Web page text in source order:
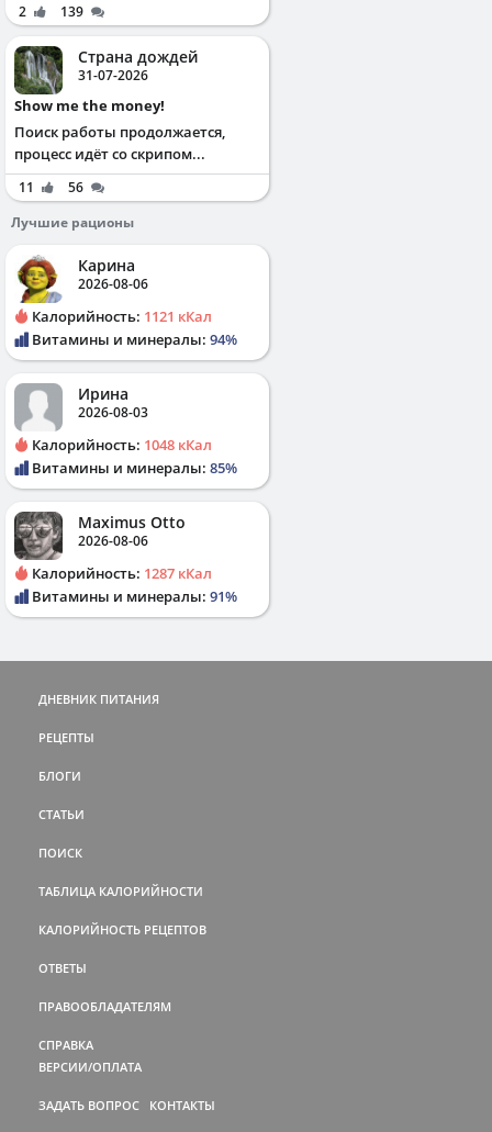
2 139
Страна дождей
31-07-2026
Show me the money!
Поиск работы продолжается,
процесс идёт со скрипом...
11
56
Лучшие рационы
Карина
2026-08-06
Калорийность: 1121 кКал
Витамины и минералы: 94%
Ирина
2026-08-03
Калорийность: 1048 кКал
Витамины и минералы: 85%
Maximus Otto
2026-08-06
Калорийность: 1287 кКал
Витамины и минералы: 91%
ДНЕВНИК ПИТАНИЯ
РЕЦЕПТЫ
БЛОГИ
СТАТЬИ
ПОИСК
ТАБЛИЦА КАЛОРИЙНОСТИ
КАЛОРИЙНОСТЬ РЕЦЕПТОВ
ОТВЕТЫ
ПРАВООБЛАДАТЕЛЯМ
СПРАВКА
ВЕРСИИ/ОПЛАТА
ЗАДАТЬ ВОПРОС КОНТАКТЫ